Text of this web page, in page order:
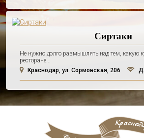
Сиртаки
Не нужно долго размышлять над тем, какую
ресторане...
Краснодар, ул. Сормовская, 206